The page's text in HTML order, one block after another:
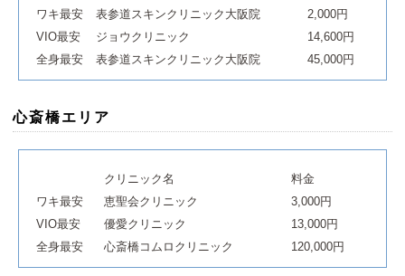
ワキ最安
表参道スキンクリニック大阪院
2,000円
VIO最安
ジョウクリニック
14,600円
全身最安
表参道スキンクリニック大阪院 45,000円
心斎橋エリア
クリニック名
料金
ワキ最安
恵聖会クリニック
3,000円
VIO最安
優愛クリニック
13,000円
全身最安
心斎橋コムロクリニック 120,000円